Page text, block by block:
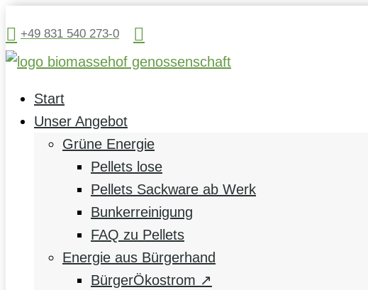
 +49 831 540 273-0 
Start
Unser Angebot
Grüne Energie
Pellets lose
Pellets Sackware ab Werk
Bunkerreinigung
FAQ zu Pellets
Energie aus Bürgerhand
BürgerÖkostrom ↗